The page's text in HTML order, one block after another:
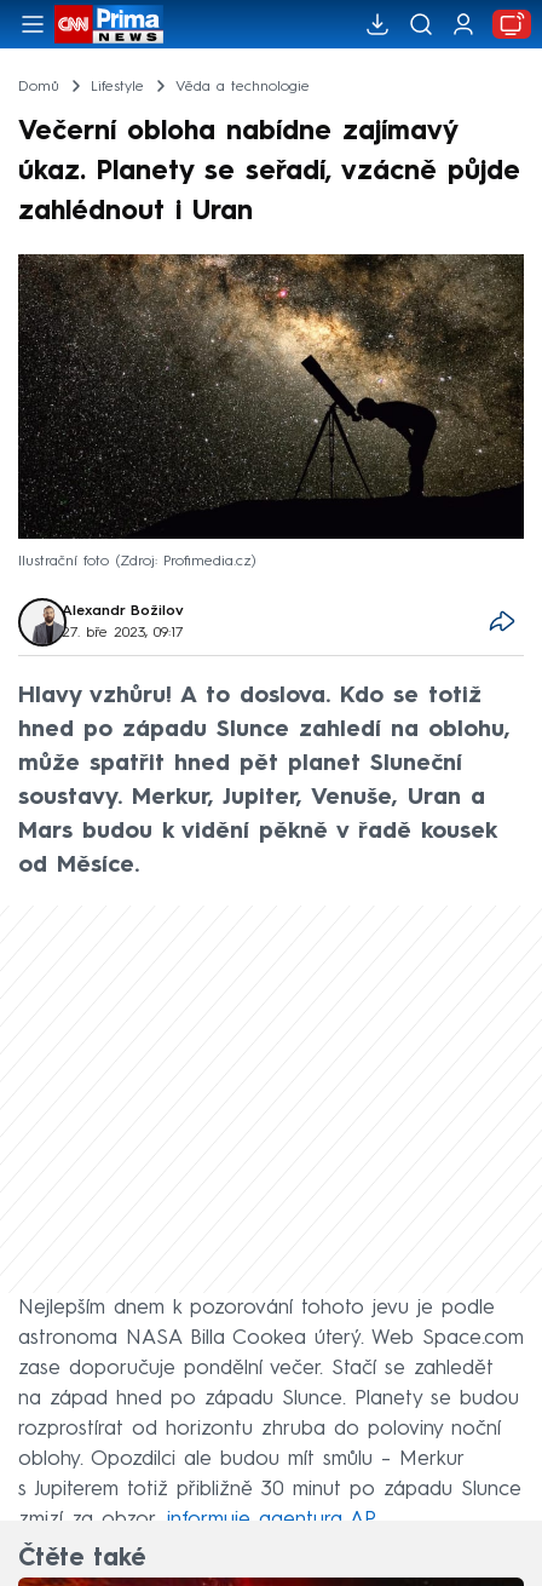
Domů Lifestyle Věda a technologie
Večerní obloha nabídne zajímavý
úkaz. Planety se seřadí, vzácně půjde
zahlédnout i Uran
Ilustrační foto Zdroj: Profimedia.cz
Alexandr Božilov
27. bře 2023, 09:17
Hlavy vzhůru! A to doslova. Kdo se totiž
hned po západu Slunce zahledí na oblohu,
může spatřit hned pět planet Sluneční
soustavy. Merkur, Jupiter, Venuše, Uran a
Mars budou k vidění pěkně v řadě kousek
od Měsíce.
Nejlepším dnem k pozorování tohoto jevu je podle
astronoma NASA Billa Cookea úterý. Web Space.com
zase doporučuje pondělní večer. Stačí se zahledět
na západ hned po západu Slunce. Planety se budou
rozprostírat od horizontu zhruba do poloviny noční
oblohy. Opozdilci ale budou mít smůlu – Merkur
s Jupiterem totiž přibližně 30 minut po západu Slunce
zmizí za obzor, informuje agentura AP.
Čtěte také